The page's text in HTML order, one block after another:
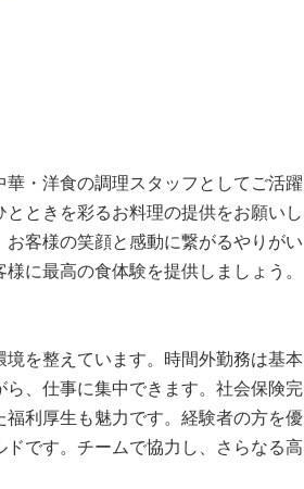
・洋食の調理スタッフとしてご活躍
ときを彩るお料理の提供をお願いし
客様の笑顔と感動に繋がるやりがい
に最高の食体験を提供しましょう。
を整えています。時間外勤務は基本
、仕事に集中できます。社会保険完
利厚生も魅力です。経験者の方を優
です。チームで協力し、さらなる高